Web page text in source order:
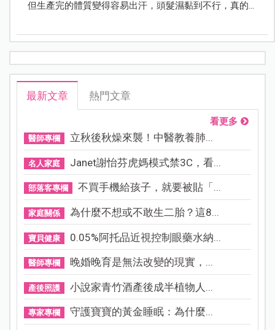
但生產完的體質變得容易出汗，頭髮濕黏到不行，真的
最新文章 熱門文章
看更多
醫師專欄 立秋後秋燥來襲！中醫教養肺...
名人家庭 Janet謝怡芬虎媽模式禁3C，看...
部落客專欄 不買手機給孩子，就要被貼「...
家庭關係 為什麼不想或不敢生二胎？這8...
寶貝健康 0.05%阿托品近視控制眼藥水納...
醫師專欄 晚婚晚育是無法改變的現實，...
產後照護 小說家青竹酒產後成半植物人...
專家專欄 守護寶寶的黃金睡眠：為什麼...